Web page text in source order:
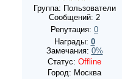
Группа: Пользователи
Сообщений: 2
Репутация: 0
Награды: 0
Замечания: 0%
Статус: Offline
Город: Москва